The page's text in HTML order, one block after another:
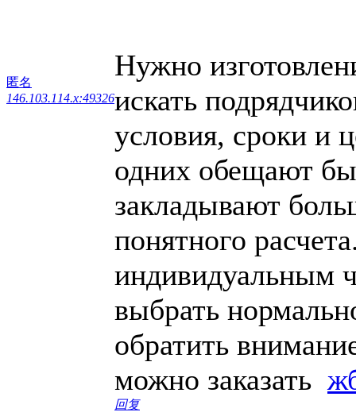
匿名
146.103.114.x:49326
Нужно
искать
условия, сроки и
одних обещают
закладывают
понятного
индивидуальным
выбрать
обратить
можно заказать
回复